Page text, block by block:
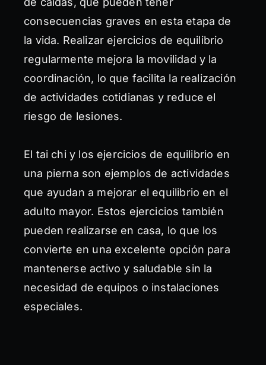
consecuencias graves en esta etapa de
la vida. Realizar ejercicios de equilibrio
regularmente mejora la movilidad y la
coordinación, lo que facilita la realización
de actividades cotidianas y reduce el
riesgo de lesiones.
El tai chi y los ejercicios de equilibrio en
una pierna son ejemplos de actividades
que ayudan a mejorar el equilibrio en el
adulto mayor. Estos ejercicios también
pueden realizarse en casa, lo que los
convierte en una excelente opción para
mantenerse activo y saludable sin la
necesidad de equipos o instalaciones
especiales.